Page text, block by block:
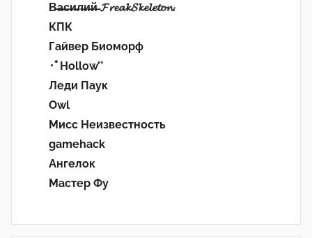
В̶а̶с̶и̶л̶и̶й̶ 𝓕𝓻𝓮𝓪𝓴𝓢𝓴𝓮𝓵𝓮𝓽𝓸𝓷.
КПК
Гайвер Биоморф
･ﾟHollow’°
Леди Паук
Owl
Мисс Неизвестность
gamehack
Ангелок
Мастер Фу